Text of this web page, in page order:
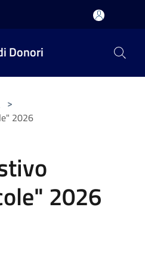
Donori
>
2026
2026